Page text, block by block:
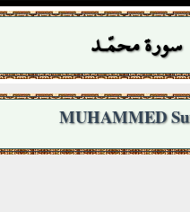
سورة محمّـد
MUHAMMED